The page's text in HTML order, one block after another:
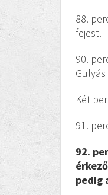
88.
fejest.
90.
Két
91.
92.
pedig